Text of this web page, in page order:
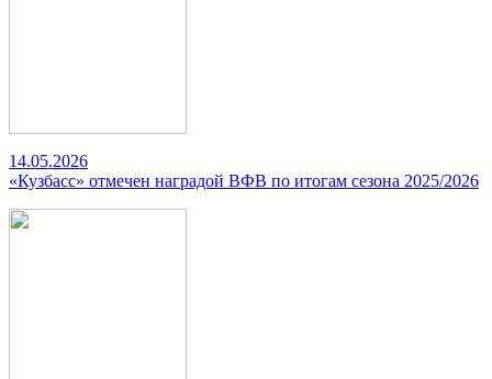
14.05.2026
«Кузбасс» отмечен наградой ВФВ по итогам сезона 2025/2026